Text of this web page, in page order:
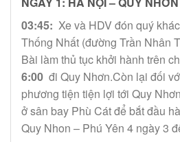
03:45: Xe và HDV đón quý
Thống Nhất (đường Trần Nhân
Bài làm thủ tục khởi hành trên
6:00 đi Quy Nhơn.Còn lại đối
phương tiện tiện lợi tới Quy
ở sân bay Phù Cát để bắt đầu
Quy Nhon – Phú Yên 4 ngày 3